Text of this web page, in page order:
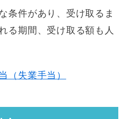
条件があり、受け取るま
る期間、受け取る額も人
（失業手当）